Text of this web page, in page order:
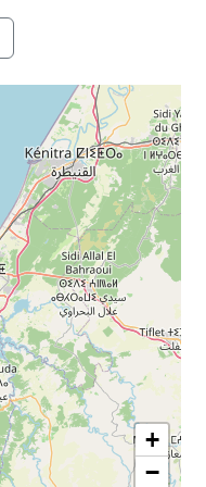
+
−